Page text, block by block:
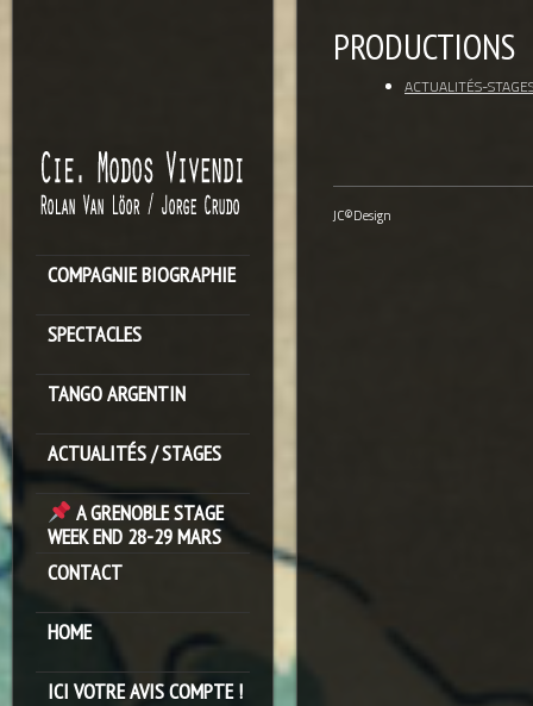
COMPAGNIE BIOGRAPHIE
SPECTACLES
TANGO ARGENTIN
ACTUALITÉS / STAGES
A GRENOBLE STAGE
WEEK END 28-29 MARS
CONTACT
HOME
ICI VOTRE AVIS COMPTE !
PRODUCTIONS
ACTUALITÉS-
JC©Design